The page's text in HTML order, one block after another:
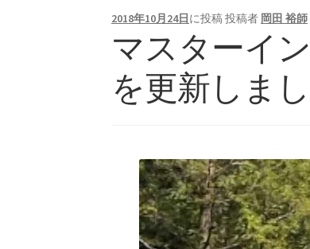
2018年10月24日に投稿投稿者 岡田 裕師
マスターイ
を更新しまし